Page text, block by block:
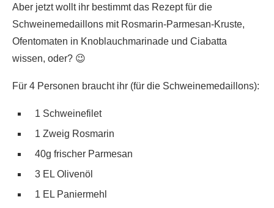
Aber jetzt wollt ihr bestimmt das Rezept für die
Schweinemedaillons mit Rosmarin-Parmesan-Kruste,
Ofentomaten in Knoblauchmarinade und Ciabatta
wissen, oder? 😉
Für 4 Personen braucht ihr (für die Schweinemedaillons):
1 Schweinefilet
1 Zweig Rosmarin
40g frischer Parmesan
3 EL Olivenöl
1 EL Paniermehl